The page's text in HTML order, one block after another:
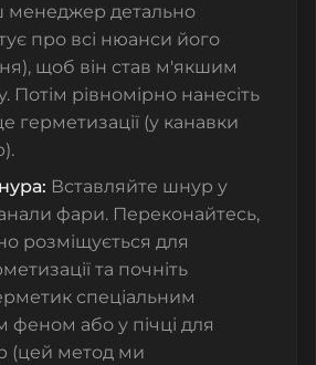
менеджер детально
про всі нюанси його
щоб він став м'якшим
Потім рівномірно нанесіть
герметизації (у канавки
Вставляйте шнур у
фари. Переконайтесь,
розміщується для
та почніть
спеціальним
феном або у пічці для
(цей метод ми